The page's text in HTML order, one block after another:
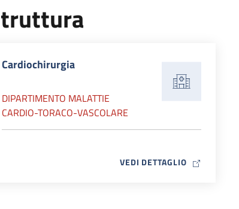
Cardiochirurgia
DIPARTIMENTO MALATTIE
CARDIO-TORACO-VASCOLARE
VEDI DETTAGLIOMAP ICON